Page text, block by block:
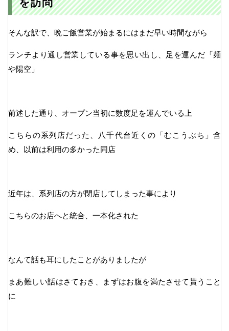
を訪問
そんな訳で、晩ご飯営業が始まるにはまだ早い時間ながら
ランチより通し営業している事を思い出し、足を運んだ「麺
や陽空」
前述した通り、オープン当初に数度足を運んでいる上
こちらの系列店だった、八千代台近くの「むこうぶち」含
め、以前は利用の多かった同店
近年は、系列店の方が閉店してしまった事により
こちらのお店へと統合、一本化された
なんて話も耳にしたことがありましたが
まあ難しい話はさておき、まずはお腹を満たさせて貰うこと
に